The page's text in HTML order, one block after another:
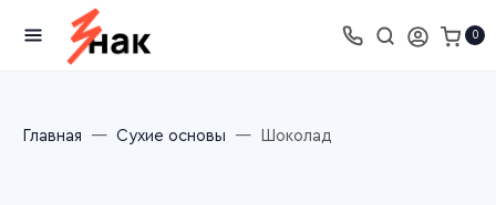
0
Главная Сухие основы Шоколад